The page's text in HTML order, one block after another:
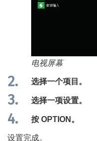
电视屏幕
选择一个项目。
选择一项设置。
按 OPTION 。
设置完成。